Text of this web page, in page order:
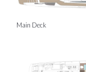
Main Deck